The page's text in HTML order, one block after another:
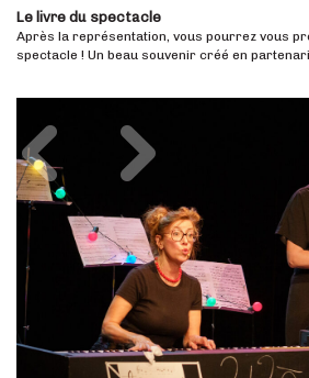
Le livre du spectacle
Après la représentation, vous pourrez vous
spectacle ! Un beau souvenir créé en